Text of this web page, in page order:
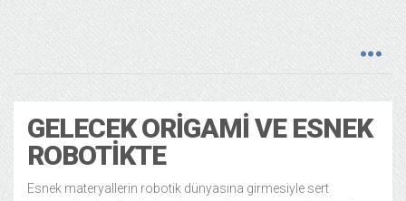
GELECEK ORIGAMI VE ESNEK
ROBOTIKTE
Esnek materyallerin robotik dünyasına girmesiyle sert